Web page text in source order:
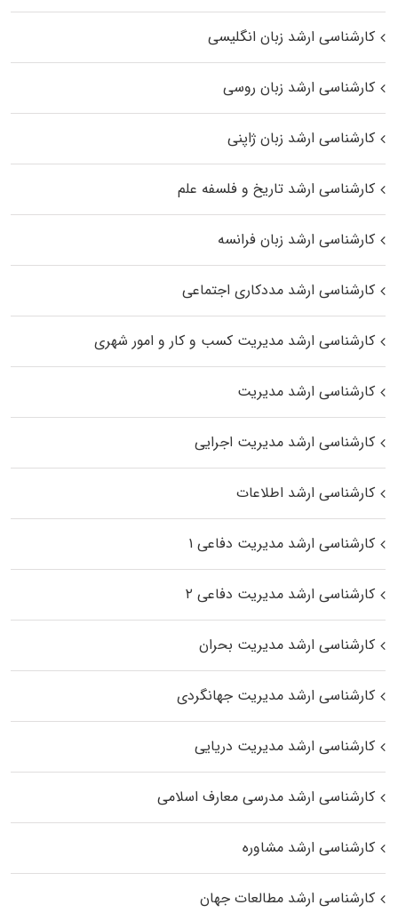
کارشناسی ارشد زبان انگلیسی
کارشناسی ارشد زبان روسی
کارشناسی ارشد زبان ژاپنی
کارشناسی ارشد تاریخ و فلسفه علم
کارشناسی ارشد زبان فرانسه
کارشناسی ارشد مددکاری اجتماعی
کارشناسی ارشد مدیریت کسب و کار و امور شهری
کارشناسی ارشد مدیریت
کارشناسی ارشد مدیریت اجرایی
کارشناسی ارشد اطلاعات
کارشناسی ارشد مدیریت دفاعی ۱
کارشناسی ارشد مدیریت دفاعی ۲
کارشناسی ارشد مدیریت بحران
کارشناسی ارشد مدیریت جهانگردی
کارشناسی ارشد مدیریت دریایی
کارشناسی ارشد مدرسی معارف اسلامی
کارشناسی ارشد مشاوره
کارشناسی ارشد مطالعات جهان